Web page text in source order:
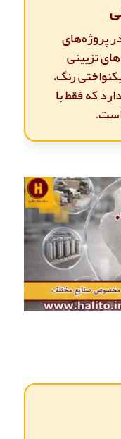
پروژه‌های
تزیینی
رنگ،
که فقط با
است.